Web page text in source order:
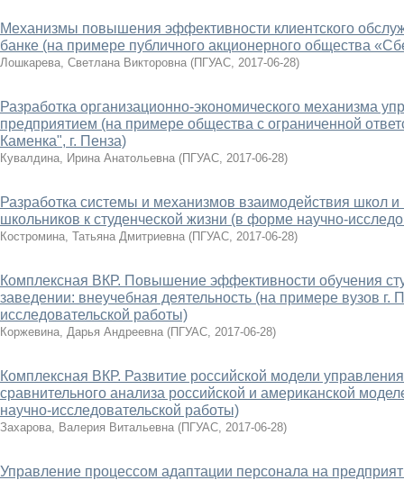
Механизмы повышения эффективности клиентского
банке (на примере публичного акционерного общества
Лошкарева, Светлана Викторовна (ПГУАС, 2017-06-28)
Разработка организационно-экономического механизма
предприятием (на примере общества с ограниченной
Каменка", г. Пенза)
Кувалдина, Ирина Анатольевна (ПГУАС, 2017-06-28)
Разработка системы и механизмов взаимодействия школ и
школьников к студенческой жизни (в форме научно-
Костромина, Татьяна Дмитриевна (ПГУАС, 2017-06-28)
Комплексная ВКР. Повышение эффективности обучения
заведении: внеучебная деятельность (на примере вузов
исследовательской работы)
Коржевина, Дарья Андреевна (ПГУАС, 2017-06-28)
Комплексная ВКР. Развитие российской модели
сравнительного анализа российской и американской
научно-исследовательской работы)
Захарова, Валерия Витальевна (ПГУАС, 2017-06-28)
Управление процессом адаптации персонала на